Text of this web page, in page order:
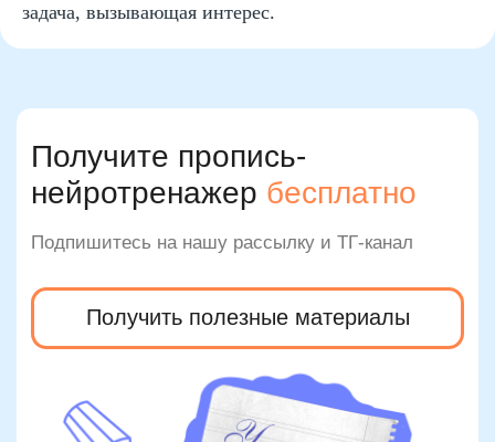
задача, вызывающая интерес.